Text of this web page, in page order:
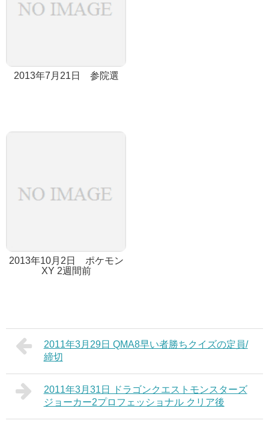
2013年7月21日 参院選
2013年10月2日 ポケモン
XY 2週間前
2011年3月29日 QMA8早い者勝ちクイズの定員/
締切
2011年3月31日 ドラゴンクエストモンスターズ
ジョーカー2プロフェッショナル クリア後